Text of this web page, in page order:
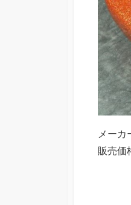
メーカ
販売価